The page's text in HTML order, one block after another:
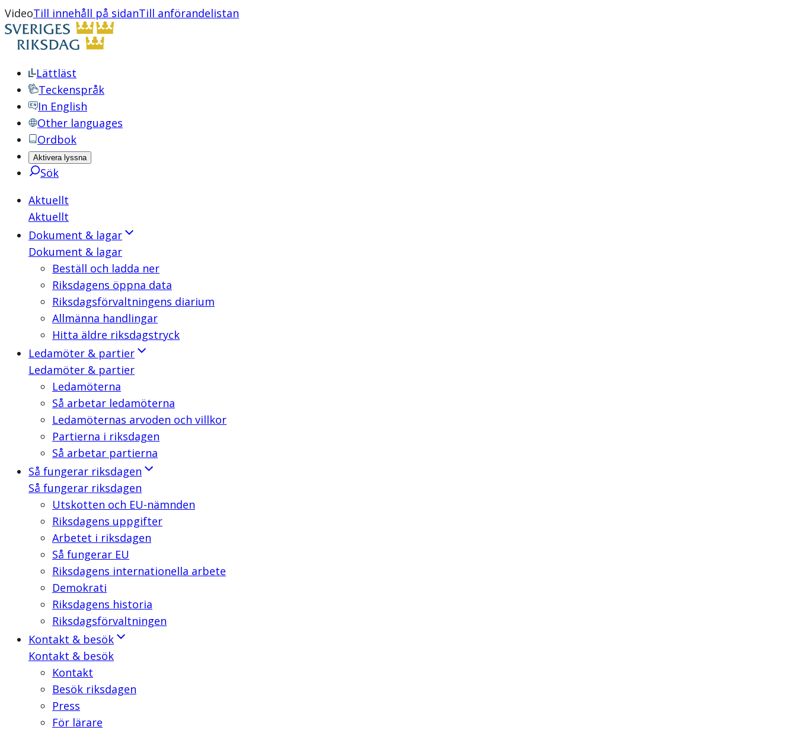
VideoTill innehåll på sidanTill anförandelistan
Lättläst
Teckenspråk
In English
Other languages
Ordbok
Aktivera lyssna
Sök
Aktuellt
Aktuellt
Dokument & lagar
Dokument & lagar
Beställ och ladda ner
Riksdagens öppna data
Riksdagsförvaltningens diarium
Allmänna handlingar
Hitta äldre riksdagstryck
Ledamöter & partier
Ledamöter & partier
Ledamöterna
Så arbetar ledamöterna
Ledamöternas arvoden och villkor
Partierna i riksdagen
Så arbetar partierna
Så fungerar riksdagen
Så fungerar riksdagen
Utskotten och EU-nämnden
Riksdagens uppgifter
Arbetet i riksdagen
Så fungerar EU
Riksdagens internationella arbete
Demokrati
Riksdagens historia
Riksdagsförvaltningen
Kontakt & besök
Kontakt & besök
Kontakt
Besök riksdagen
Press
För lärare